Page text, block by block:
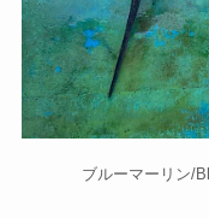
ブルーマーリン/